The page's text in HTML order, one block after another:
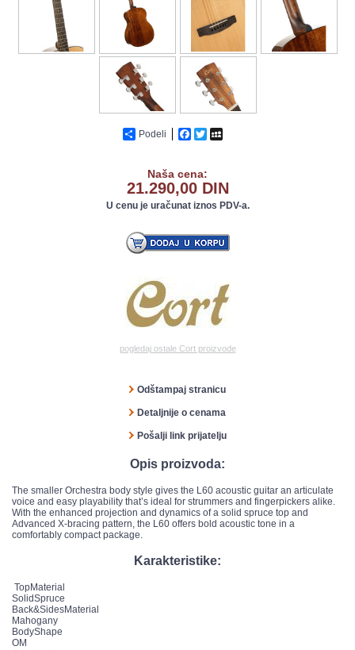
Podeli Facebook
Twitter
Naša cena:
21.290,00 DIN
U cenu je uračunat iznos PDV-a.
pogledaj ostale Cort proizvode
Odštampaj stranicu
Detaljnije o cenama
Pošalji link prijatelju
Opis proizvoda:
The smaller Orchestra body style gives the L60 acoustic guitar an articulate
voice and easy playability that’s ideal for strummers and fingerpickers alike.
With the enhanced projection and dynamics of a solid spruce top and
Advanced X-bracing pattern, the L60 offers bold acoustic tone in a
comfortably compact package.
Karakteristike:
TopMaterial
SolidSpruce
Back&SidesMaterial
Mahogany
BodyShape
OM